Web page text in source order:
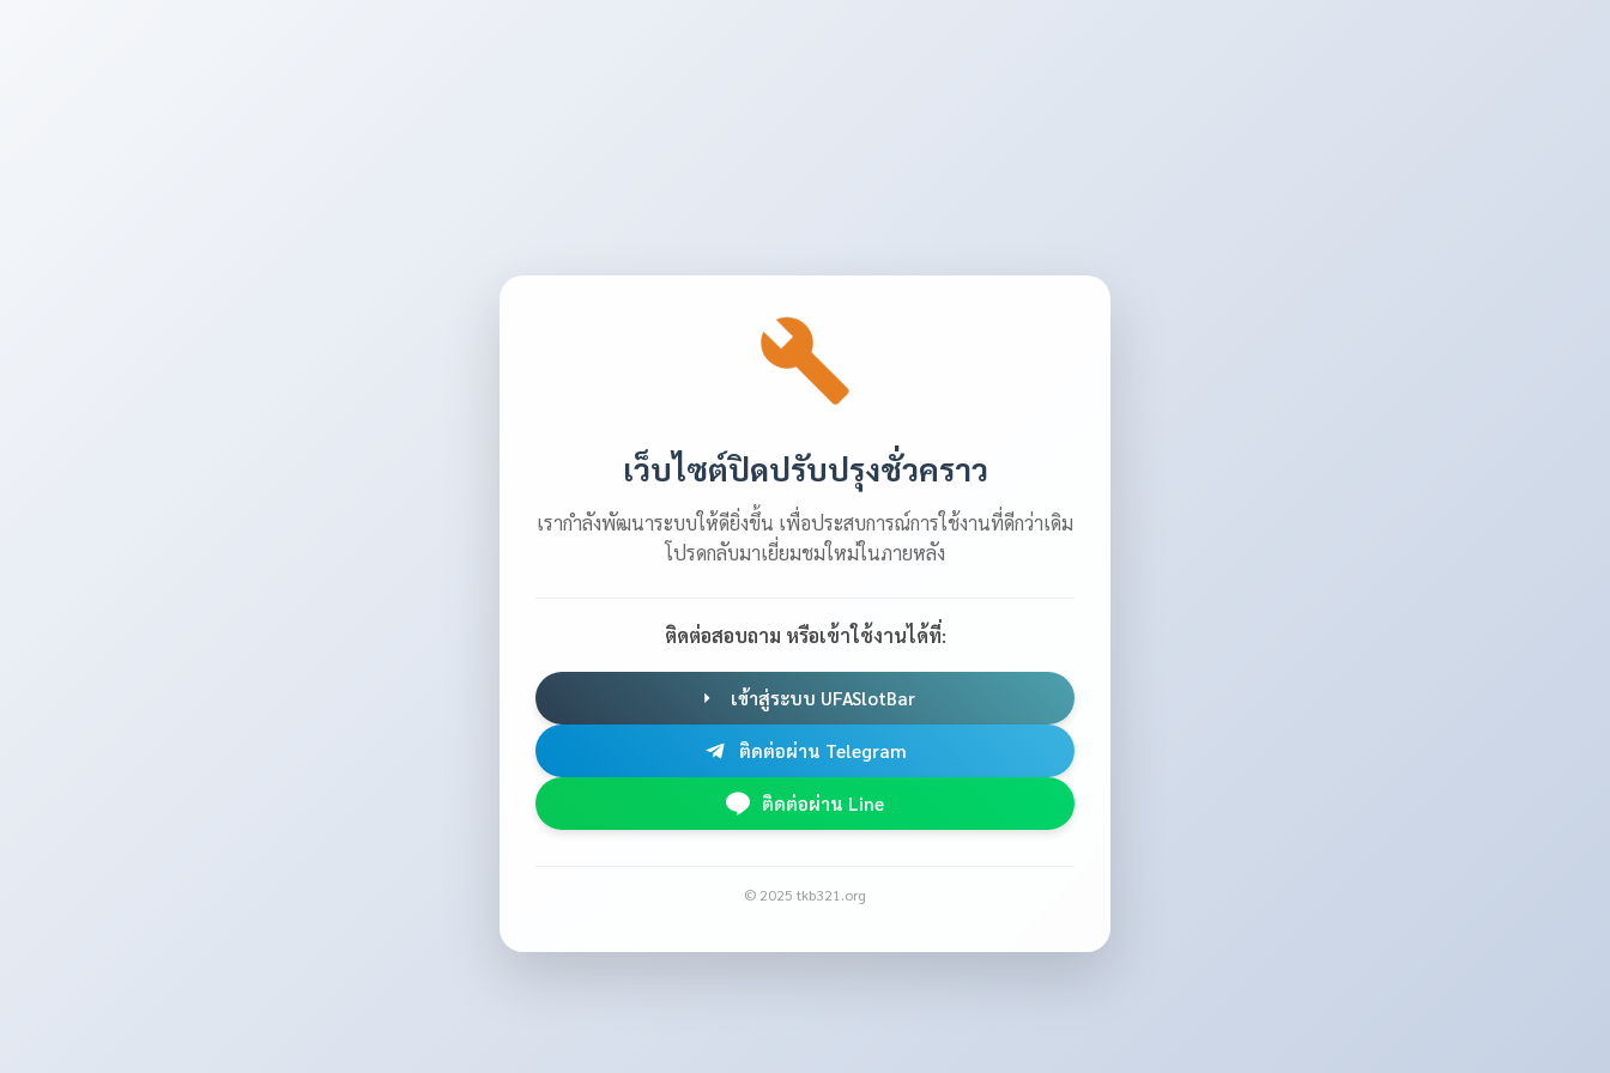
เว็บไซต์ปิดปรับปรุงชั่วคราว
เรากำลังพัฒนาระบบให้ดียิ่งขึ้น เพื่อประสบการณ์การใช้งานที่ดีกว่าเดิม
โปรดกลับมาเยี่ยมชมใหม่ในภายหลัง
ติดต่อสอบถาม หรือเข้าใช้งานได้ที่:
เข้าสู่ระบบ UFASlotBar
ติดต่อผ่าน Telegram
ติดต่อผ่าน Line
© 2025 tkb321.org